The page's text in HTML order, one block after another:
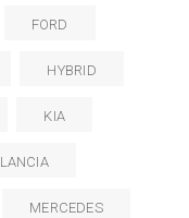
FORD
HYBRID
KIA
LANCIA
MERCEDES